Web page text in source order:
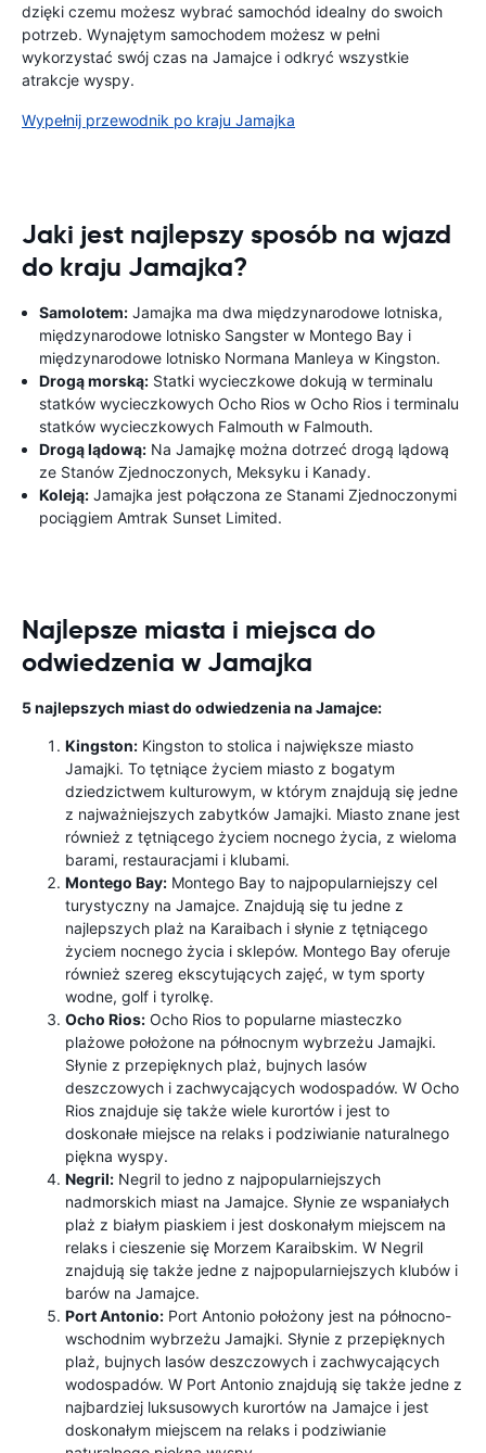
dzięki czemu możesz wybrać samochód idealny do swoich
potrzeb. Wynajętym samochodem możesz w pełni
wykorzystać swój czas na Jamajce i odkryć wszystkie
atrakcje wyspy.
Wypełnij przewodnik po kraju Jamajka
Jaki jest najlepszy sposób na wjazd
do kraju Jamajka?
Samolotem: Jamajka ma dwa międzynarodowe lotniska,
międzynarodowe lotnisko Sangster w Montego Bay i
międzynarodowe lotnisko Normana Manleya w Kingston.
Drogą morską: Statki wycieczkowe dokują w terminalu
statków wycieczkowych Ocho Rios w Ocho Rios i terminalu
statków wycieczkowych Falmouth w Falmouth.
Drogą lądową: Na Jamajkę można dotrzeć drogą lądową
ze Stanów Zjednoczonych, Meksyku i Kanady.
Koleją: Jamajka jest połączona ze Stanami Zjednoczonymi
pociągiem Amtrak Sunset Limited.
Najlepsze miasta i miejsca do
odwiedzenia w Jamajka
5 najlepszych miast do odwiedzenia na Jamajce:
Kingston: Kingston to stolica i największe miasto
Jamajki. To tętniące życiem miasto z bogatym
dziedzictwem kulturowym, w którym znajdują się jedne
z najważniejszych zabytków Jamajki. Miasto znane jest
również z tętniącego życiem nocnego życia, z wieloma
barami, restauracjami i klubami.
Montego Bay: Montego Bay to najpopularniejszy cel
turystyczny na Jamajce. Znajdują się tu jedne z
najlepszych plaż na Karaibach i słynie z tętniącego
życiem nocnego życia i sklepów. Montego Bay oferuje
również szereg ekscytujących zajęć, w tym sporty
wodne, golf i tyrolkę.
Ocho Rios: Ocho Rios to popularne miasteczko
plażowe położone na północnym wybrzeżu Jamajki.
Słynie z przepięknych plaż, bujnych lasów
deszczowych i zachwycających wodospadów. W Ocho
Rios znajduje się także wiele kurortów i jest to
doskonałe miejsce na relaks i podziwianie naturalnego
piękna wyspy.
Negril: Negril to jedno z najpopularniejszych
nadmorskich miast na Jamajce. Słynie ze wspaniałych
plaż z białym piaskiem i jest doskonałym miejscem na
relaks i cieszenie się Morzem Karaibskim. W Negril
znajdują się także jedne z najpopularniejszych klubów i
barów na Jamajce.
Port Antonio: Port Antonio położony jest na północno-
wschodnim wybrzeżu Jamajki. Słynie z przepięknych
plaż, bujnych lasów deszczowych i zachwycających
wodospadów. W Port Antonio znajdują się także jedne z
najbardziej luksusowych kurortów na Jamajce i jest
doskonałym miejscem na relaks i podziwianie